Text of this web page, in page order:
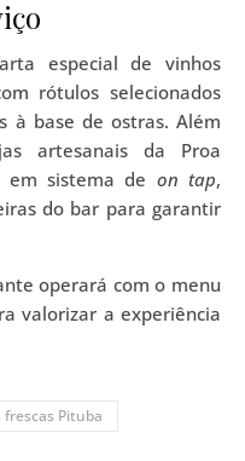
especial de vinhos
rótulos selecionados
à base de ostras. Além
artesanais da Proa
em sistema de on tap,
do bar para garantir
operará com o menu
valorizar a experiência
Pituba